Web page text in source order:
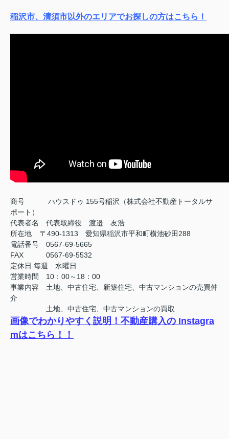
稲沢市、清須市以外のエリアでお探しの方はこちら！
商号
ハウスドゥ 155号稲沢（株式会社不動産トータルサ
ポート）
代表者名 代表取締役 渡邉 友浩
所在地 〒490-1313 愛知県稲沢市平和町横池砂田288
電話番号 0567-69-5665
FAX
0567-69-5532
定休日 毎週 水曜日
営業時間 10：00～18：00
事業内容 土地、中古住宅、新築住宅、中古マンションの売買仲
介
土地、中古住宅、中古マンションの買取
画像でわかりやすく説明！不動産購入の Instagra
mはこちら！！